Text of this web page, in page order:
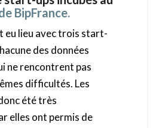
BipFrance.
eu lieu avec trois start-
des données
ne rencontrent pas
difficultés. Les
été très
elles ont permis de